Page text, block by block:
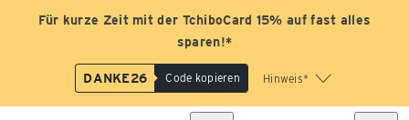
Für kurze Zeit mit der TchiboCard 15% auf fast alles
sparen!*
DANKE26 Code kopieren Hinweis*